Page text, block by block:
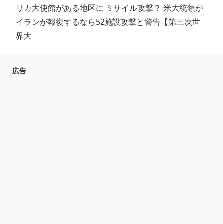
リカ大使館がある地区に ミサイル攻撃？ 米大統領が
イランが報復するなら52施設攻撃と警告【第三次世
界大
広告